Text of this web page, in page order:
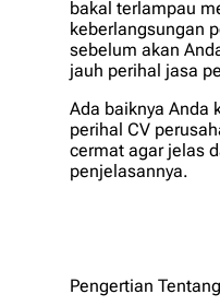
bakal terlampau
keberlangsungan
sebelum akan
jauh perihal jasa
Ada baiknya Anda
perihal CV
cermat agar jelas
penjelasannya.
Pengertian